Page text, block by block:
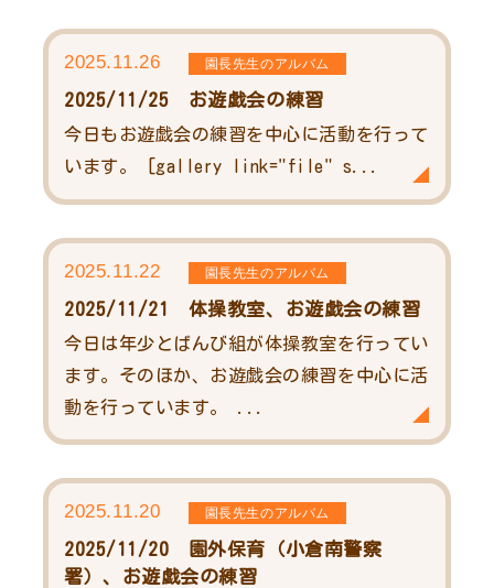
2025.11.26 園長先生のアルバム
2025/11/25 お遊戯会の練習
今日もお遊戯会の練習を中心に活動を行って
います。 [gallery link="file" s...
2025.11.22 園長先生のアルバム
2025/11/21 体操教室、お遊戯会の練習
今日は年少とばんび組が体操教室を行ってい
ます。そのほか、お遊戯会の練習を中心に活
動を行っています。 ...
2025.11.20 園長先生のアルバム
2025/11/20 園外保育（小倉南警察
署）、お遊戯会の練習